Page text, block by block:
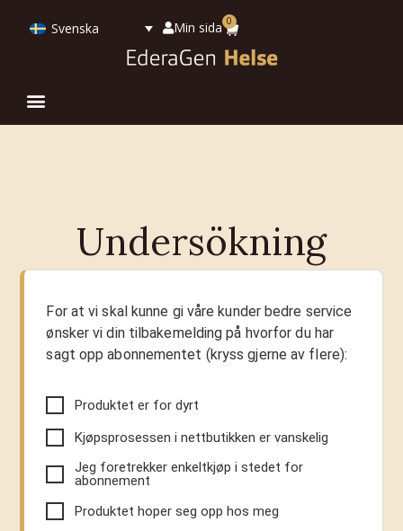
Svenska Min sida 0
Undersökning
For at vi skal kunne gi våre kunder bedre service
ønsker vi din tilbakemelding på hvorfor du har
sagt opp abonnementet (kryss gjerne av flere):
Produktet er for dyrt
Kjøpsprosessen i nettbutikken er vanskelig
Jeg foretrekker enkeltkjøp i stedet for
abonnement
Produktet hoper seg opp hos meg